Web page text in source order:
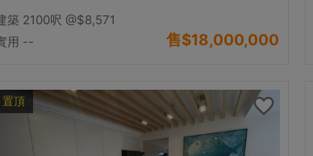
築 2100呎 @$8,571
用 --
售$18,000,000
置頂